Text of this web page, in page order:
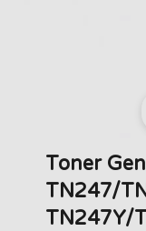
Toner
TN247/
TN247Y/